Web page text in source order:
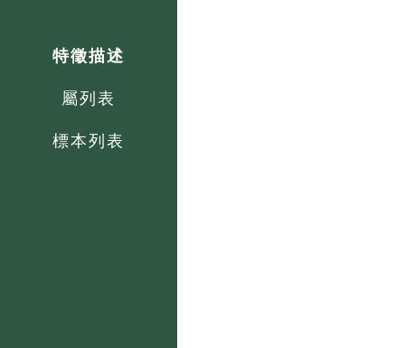
特徵描述
屬列表
標本列表